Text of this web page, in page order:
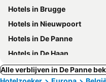
Hotels in Brugge
Hotels in Nieuwpoort
Hotels in De Panne
Hotels in De Haan
Alle verblijven in De Panne